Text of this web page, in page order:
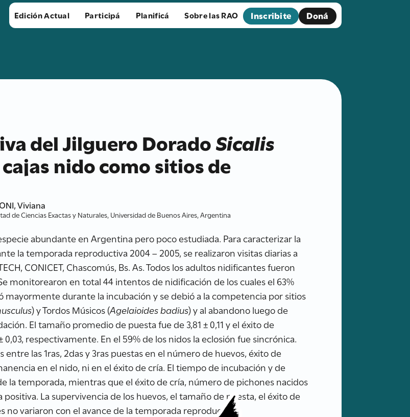
Edición Actual Participá Planificá Sobre las RAO Inscribite Doná
del Jilguero DoradoSicalis
nido como sitios de
Viviana
de Ciencias Exactas y Naturales, Universidad de Buenos Aires, Argentina
abundante en Argentina pero poco estudiada. Para caracterizar la
la temporada reproductiva 2004 – 2005, se realizaron visitas diarias a
CONICET, Chascomús, Bs. As. Todos los adultos nidificantes fueron
monitorearon en total 44 intentos de nidificación de los cuales el 63%
mayormente durante la incubación y se debió a la competencia por sitios
) y Tordos Músicos (Agelaioides badius) y al abandono luego de
El tamaño promedio de puesta fue de 3,81 ± 0,11 y el éxito de
0,03, respectivamente. En el 59% de los nidos la eclosión fue sincrónica.
las 1ras, 2das y 3ras puestas en el número de huevos, éxito de
en el nido, ni en el éxito de cría. El tiempo de incubación y de
la temporada, mientras que el éxito de cría, número de pichones nacidos
La supervivencia de los huevos, el tamaño de puesta, el éxito de
no variaron con el avance de la temporada reproductiva.